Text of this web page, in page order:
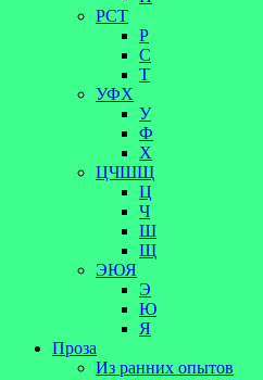
РСТ
Р
С
Т
УФХ
У
Ф
Х
ЦЧШЩ
Ц
Ч
Ш
Щ
ЭЮЯ
Э
Ю
Я
Проза
Из ранних опытов